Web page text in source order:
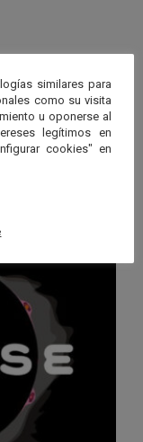
Ver más
similares para
como su visita
u oponerse al
legítimos en
cookies" en